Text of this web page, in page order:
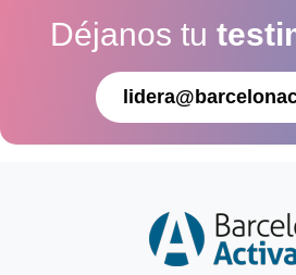
Déjanos tu